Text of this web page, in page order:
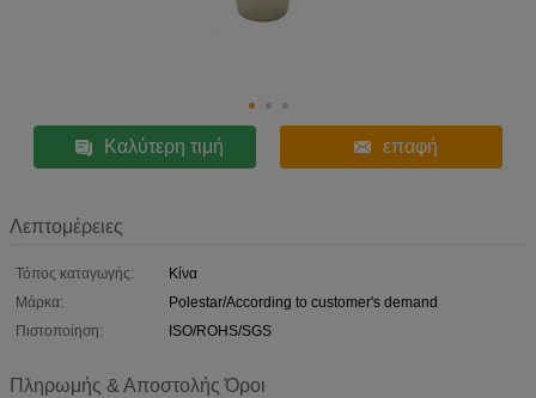
Καλύτερη τιμή επαφή
Λεπτομέρειες
Τόπος καταγωγής:
Κίνα
Μάρκα:
Polestar/According to customer's demand
Πιστοποίηση:
ISO/ROHS/SGS
Πληρωμής & Αποστολής Όροι